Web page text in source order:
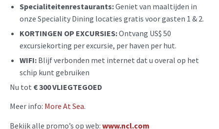
Specialiteitenrestaurants:Geniet van maaltijden in
onze Speciality Dining locaties gratis voor gasten 1 & 2.
KORTINGEN OP EXCURSIES:Ontvang US$ 50
excursiekorting per excursie, per haven per hut.
WIFI: Blijf verbonden met internet dat u overal op het
schip kunt gebruiken
Nu tot € 300 VLIEGTEGOED
Meer info: More At Sea.
Bekijk alle promo’s op web: www.ncl.com